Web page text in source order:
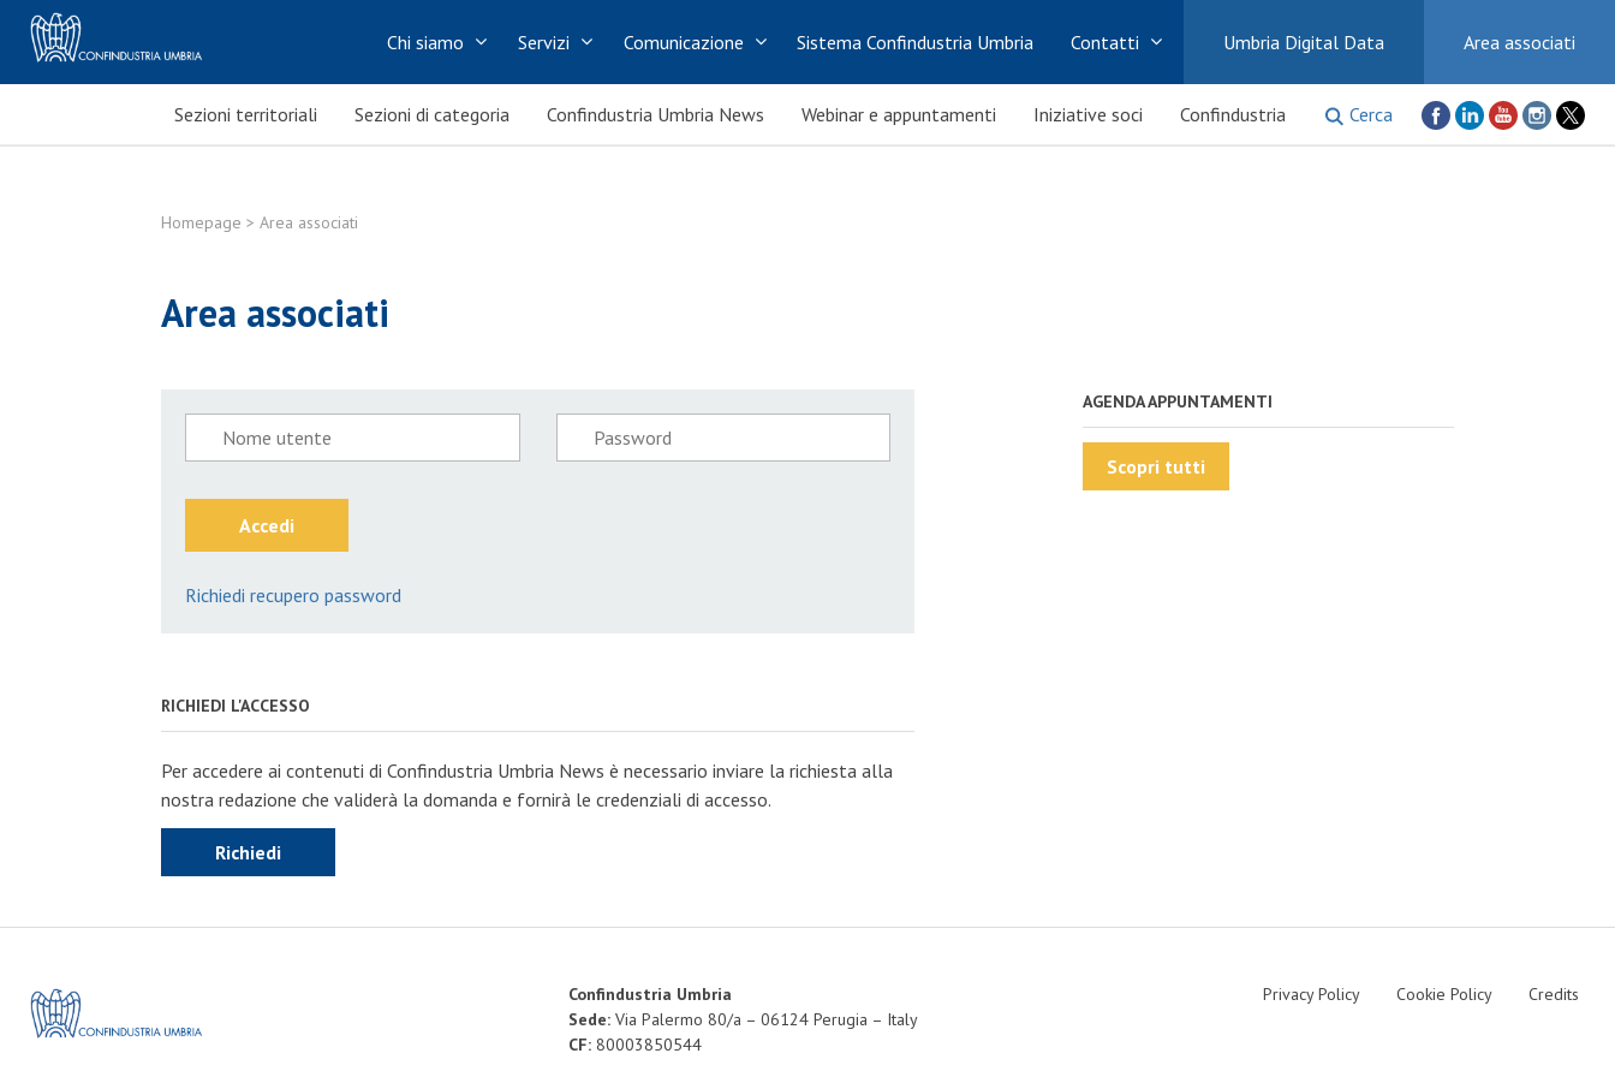
Chi siamo Servizi Comunicazione Sistema Confindustria Umbria Contatti Umbria Digital Data Area associati
Sezioni territoriali Sezioni di categoria Confindustria Umbria News Webinar e appuntamenti Iniziative soci Confindustria Cerca
Homepage > Area associati
Area associati
Accedi
Richiedi recupero password
RICHIEDI L'ACCESSO
Per accedere ai contenuti di Confindustria Umbria News è necessario inviare la richiesta alla
nostra redazione che validerà la domanda e fornirà le credenziali di accesso.
Richiedi
AGENDA APPUNTAMENTI
Scopri tutti
Confindustria Umbria
Sede: Via Palermo 80/a – 06124 Perugia – Italy
CF: 80003850544
Privacy Policy Cookie Policy Credits